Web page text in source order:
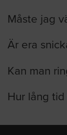
Måste jag
Är era
Kan man
Hur lång